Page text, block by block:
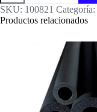
100821
cantidad
SKU: 100821 Categoría:
Productos relacionados